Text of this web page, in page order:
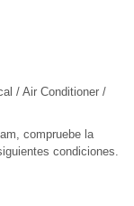
/ Air Conditioner /
compruebe la
condiciones.